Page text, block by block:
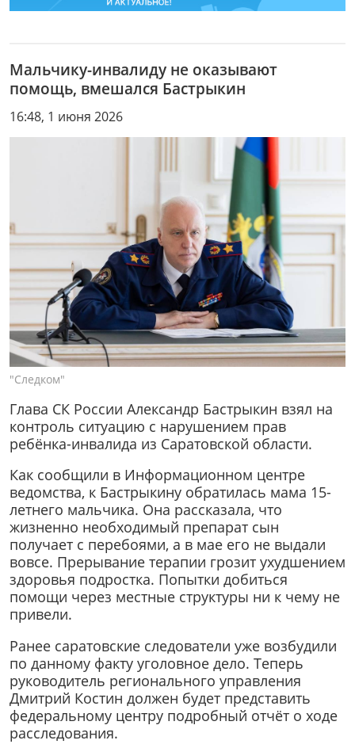
Мальчику-инвалиду не оказывают
помощь, вмешался Бастрыкин
16:48, 1 июня 2026
"Следком"
Глава СК России Александр Бастрыкин взял на
контроль ситуацию с нарушением прав
ребёнка-инвалида из Саратовской области.
Как сообщили в Информационном центре
ведомства, к Бастрыкину обратилась мама 15-
летнего мальчика. Она рассказала, что
жизненно необходимый препарат сын
получает с перебоями, а в мае его не выдали
вовсе. Прерывание терапии грозит ухудшением
здоровья подростка. Попытки добиться
помощи через местные структуры ни к чему не
привели.
Ранее саратовские следователи уже возбудили
по данному факту уголовное дело. Теперь
руководитель регионального управления
Дмитрий Костин должен будет представить
федеральному центру подробный отчёт о ходе
расследования.